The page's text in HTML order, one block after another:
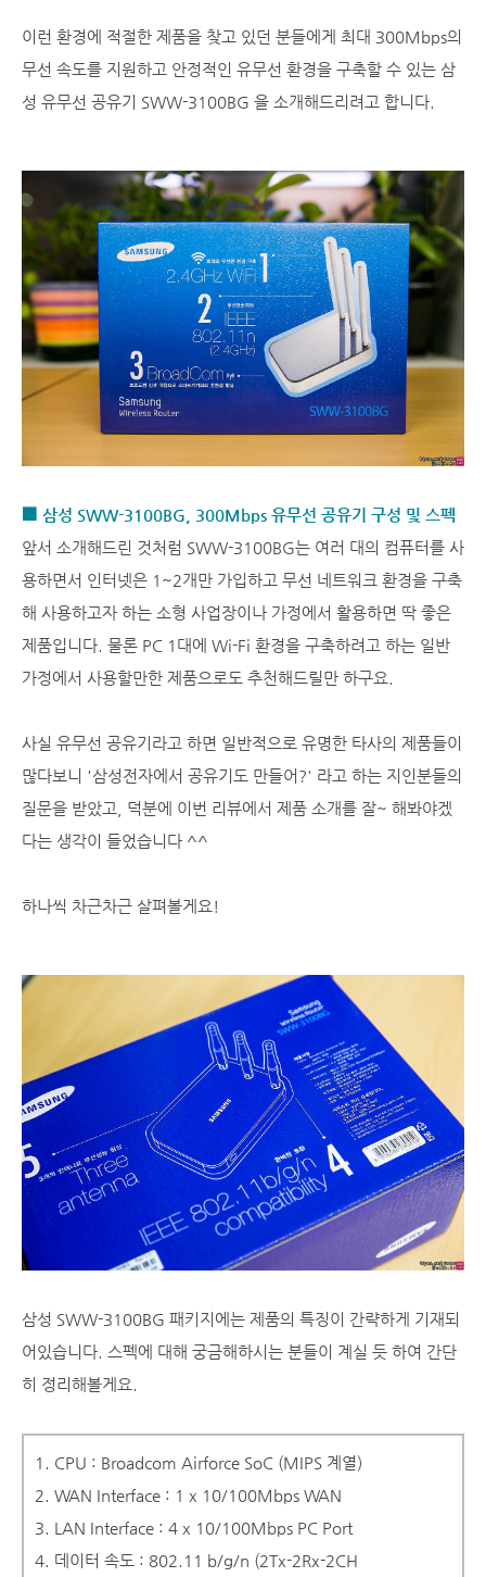
이런 환경에 적절한 제품을 찾고 있던 분들에게 최대 300Mbps의
무선 속도를 지원하고 안정적인 유무선 환경을 구축할 수 있는 삼
성 유무선 공유기 SWW-3100BG 을 소개해드리려고 합니다.
■ 삼성 SWW-3100BG, 300Mbps 유무선 공유기 구성 및 스펙
앞서 소개해드린 것처럼 SWW-3100BG는 여러 대의 컴퓨터를 사
용하면서 인터넷은 1~2개만 가입하고 무선 네트워크 환경을 구축
해 사용하고자 하는 소형 사업장이나 가정에서 활용하면 딱 좋은
제품입니다. 물론 PC 1대에 Wi-Fi 환경을 구축하려고 하는 일반
가정에서 사용할만한 제품으로도 추천해드릴만 하구요.
사실 유무선 공유기라고 하면 일반적으로 유명한 타사의 제품들이
많다보니 '삼성전자에서 공유기도 만들어?' 라고 하는 지인분들의
질문을 받았고, 덕분에 이번 리뷰에서 제품 소개를 잘~ 해봐야겠
다는 생각이 들었습니다 ^^
하나씩 차근차근 살펴볼게요!
삼성 SWW-3100BG 패키지에는 제품의 특징이 간략하게 기재되
어있습니다. 스펙에 대해 궁금해하시는 분들이 계실 듯 하여 간단
히 정리해볼게요.
1. CPU : Broadcom Airforce SoC (MIPS 계열)
2. WAN Interface : 1 x 10/100Mbps WAN
3. LAN Interface : 4 x 10/100Mbps PC Port
4. 데이터 속도 : 802.11 b/g/n (2Tx-2Rx-2CH